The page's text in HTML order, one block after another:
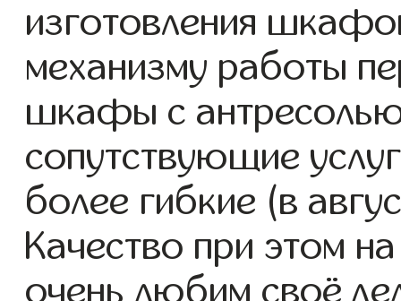
изготовления
механизму работы
шкафы с
сопутствующие
более гибкие (в
Качество при этом
очень любим своё